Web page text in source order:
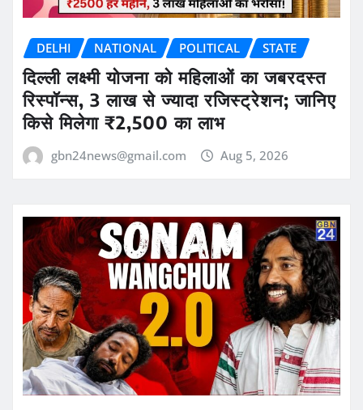
DELHI NATIONAL POLITICAL STATE
दिल्ली लक्ष्मी योजना को महिलाओं का जबरदस्त
रिस्पॉन्स, 3 लाख से ज्यादा रजिस्ट्रेशन; जानिए
किसे मिलेगा ₹2,500 का लाभ
gbn24news@gmail.com Aug 5, 2026